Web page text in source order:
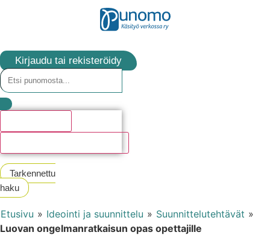
Kirjaudu tai rekisteröidy
Tarkennettu
haku
Etusivu » Ideointi ja suunnittelu » Suunnittelutehtävät »
Luovan ongelmanratkaisun opas opettajille